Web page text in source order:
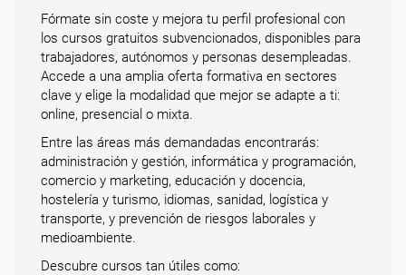
Fórmate sin coste y mejora tu perfil profesional con
los cursos gratuitos subvencionados, disponibles para
trabajadores, autónomos y personas desempleadas.
Accede a una amplia oferta formativa en sectores
clave y elige la modalidad que mejor se adapte a ti:
online, presencial o mixta.
Entre las áreas más demandadas encontrarás:
administración y gestión, informática y programación,
comercio y marketing, educación y docencia,
hostelería y turismo, idiomas, sanidad, logística y
transporte, y prevención de riesgos laborales y
medioambiente.
Descubre cursos tan útiles como: